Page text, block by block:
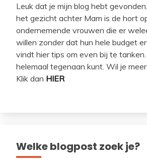
Leuk dat je mijn blog hebt
het gezicht achter Mam is de hort
ondernemende vrouwen die er
willen zonder dat hun hele budget
vindt hier tips om even bij te
helemaal tegenaan kunt. Wil je
Klik dan HIER
Welke blogpost zoek je?